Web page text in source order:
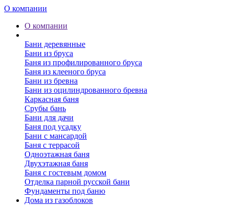
О компании
О компании
Бани деревянные
Бани из бруса
Баня из профилированного бруса
Баня из клееного бруса
Бани из бревна
Бани из оцилиндрованного бревна
Каркасная баня
Срубы бань
Бани для дачи
Баня под усадку
Бани с мансардой
Баня с террасой
Одноэтажная баня
Двухэтажная баня
Баня с гостевым домом
Отделка парной русской бани
Фундаменты под баню
Дома из газоблоков